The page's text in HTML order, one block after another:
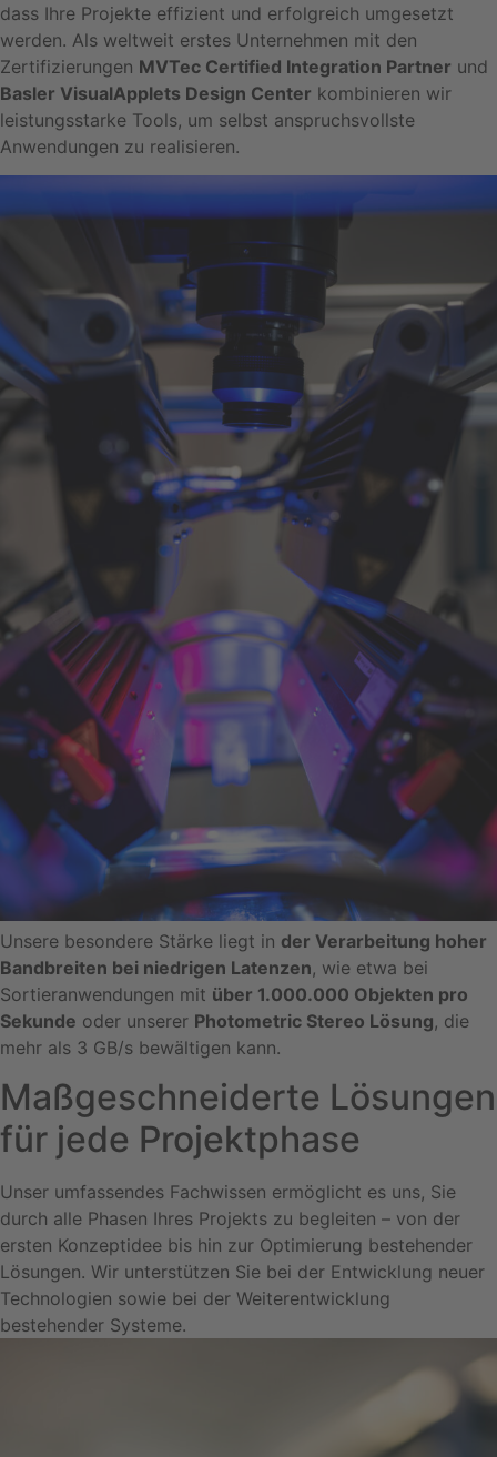
dass Ihre Projekte effizient und erfolgreich umgesetzt
werden. Als weltweit erstes Unternehmen mit den
Zertifizierungen MVTec Certified Integration Partner und
Basler VisualApplets Design Center kombinieren wir
leistungsstarke Tools, um selbst anspruchsvollste
Anwendungen zu realisieren.
Unsere besondere Stärke liegt in der Verarbeitung hoher
Bandbreiten bei niedrigen Latenzen, wie etwa bei
Sortieranwendungen mit über 1.000.000 Objekten pro
Sekunde oder unserer Photometric Stereo Lösung, die
mehr als 3 GB/s bewältigen kann.
Maßgeschneiderte Lösungen
für jede Projektphase
Unser umfassendes Fachwissen ermöglicht es uns, Sie
durch alle Phasen Ihres Projekts zu begleiten – von der
ersten Konzeptidee bis hin zur Optimierung bestehender
Lösungen. Wir unterstützen Sie bei der Entwicklung neuer
Technologien sowie bei der Weiterentwicklung
bestehender Systeme.